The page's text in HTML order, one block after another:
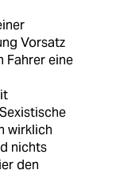
Vorsatz
Fahrer eine
wirklich
nichts
den